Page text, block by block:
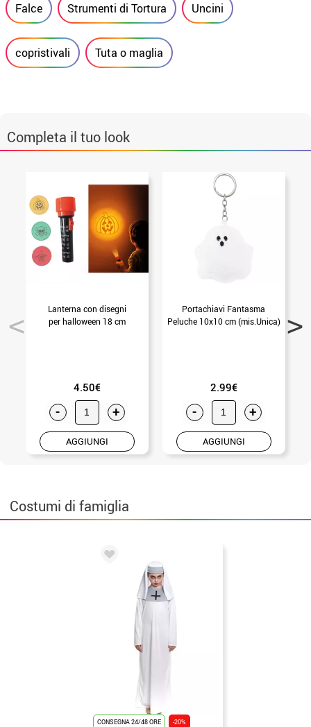
Falce Strumenti di Tortura Uncini
copristivali Tuta o maglia
Completa il tuo look
Lanterna con disegni
per halloween 18 cm
4.50€
- +
AGGIUNGI
Portachiavi Fantasma
Peluche 10x10 cm (mis.Unica)
2.99€
- +
AGGIUNGI
Costumi di famiglia
CONSEGNA 24/48 ORE
-20%